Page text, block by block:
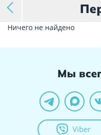
Ничего не найдено
Мы
Viber